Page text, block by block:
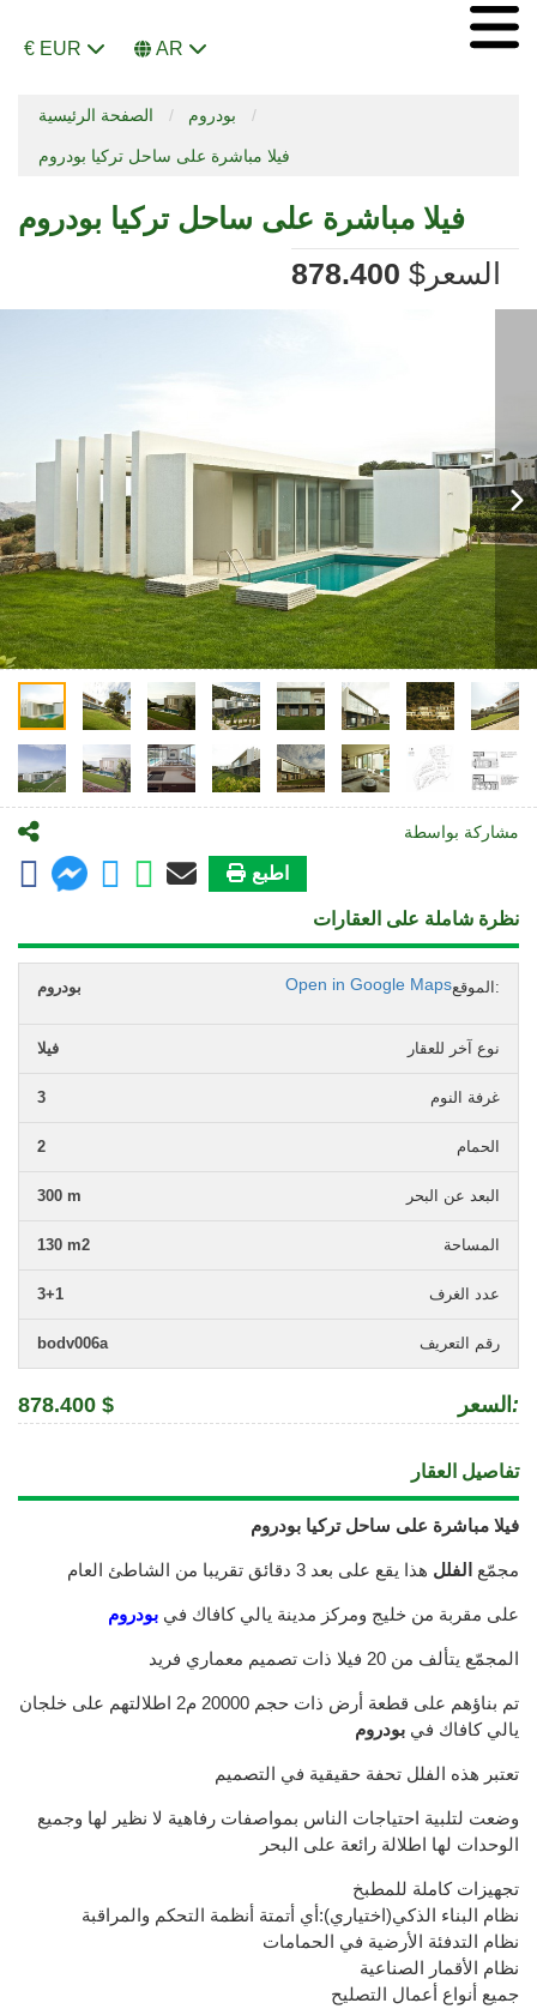
€ EUR AR
الصفحة الرئيسية بودروم
فيلا مباشرة على ساحل تركيا بودروم
فيلا مباشرة على ساحل تركيا بودروم
السعر
878.400 $
مشاركة بواسطة
اطبع
نظرة شاملة على العقارات
الموقع: بودروم Open in Google Maps
نوع آخر للعقار فيلا
غرفة النوم 3
الحمام 2
البعد عن البحر 300 m
المساحة 130 m2
عدد الغرف 3+1
رقم التعريف bodv006a
السعر :
878.400 $
تفاصيل العقار
فيلا مباشرة على ساحل تركيا بودروم
مجمّع الفلل هذا يقع على بعد 3 دقائق تقريبا من الشاطئ العام
على مقربة من خليج ومركز مدينة يالي كافاك في بودروم
المجمّع يتألف من 20 فيلا ذات تصميم معماري فريد
تم بناؤهم على قطعة أرض ذات حجم 20000 م2 اطلالتهم على خلجان
يالي كافاك في بودروم
تعتبر هذه الفلل تحفة حقيقية في التصميم
وضعت لتلبية احتياجات الناس بمواصفات رفاهية لا نظير لها وجميع
الوحدات لها اطلالة رائعة على البحر
تجهيزات كاملة للمطبخ
نظام البناء الذكي(اختياري):أي أتمتة أنظمة التحكم والمراقبة
نظام التدفئة الأرضية في الحمامات
نظام الأقمار الصناعية
جميع أنواع أعمال التصليح